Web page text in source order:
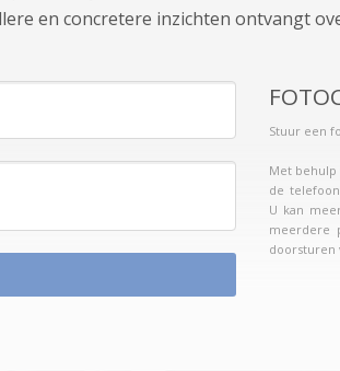
en concretere inzichten ontvangt
Stuur een
Met behulp
de
U kan
meerdere
doorsturen